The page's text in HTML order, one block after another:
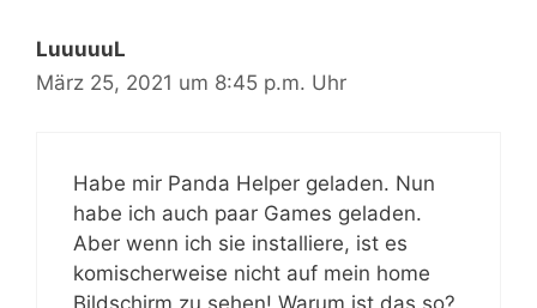
LuuuuuL
März 25, 2021 um 8:45 p.m. Uhr
Habe mir Panda Helper geladen. Nun
habe ich auch paar Games geladen.
Aber wenn ich sie installiere, ist es
komischerweise nicht auf mein home
Bildschirm zu sehen! Warum ist das so?